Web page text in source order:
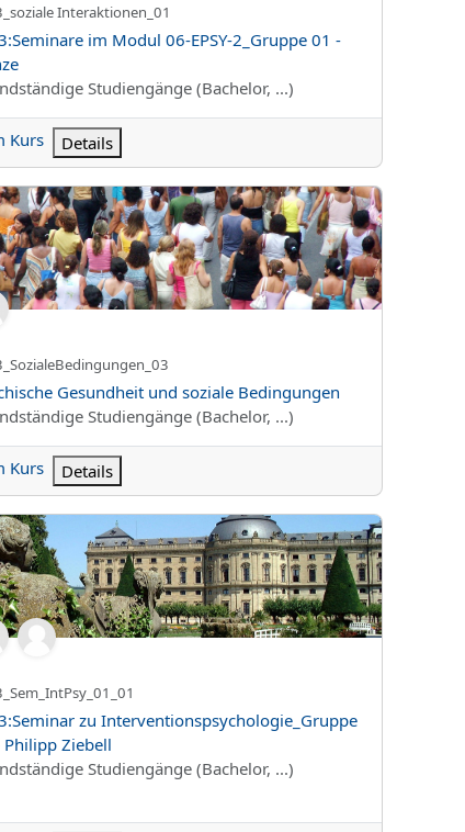
KursnameInteraktionen_01
im Modul 06-EPSY-2_Gruppe 01 -
Studiengänge (Bachelor, ...)
Kurs Details
Gesundheit und soziale Bedingungen
Kursname
Gesundheit und soziale Bedingungen
Studiengänge (Bachelor, ...)
Kurs Details
06 - Moral Judgment (Dr. Max Hennig)
zu Interventionspsychologie_Gruppe 01 - Philipp
Kursname
zu Interventionspsychologie_Gruppe
Philipp Ziebell
Studiengänge (Bachelor, ...)